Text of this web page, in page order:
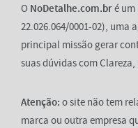
O NoDetalhe.com.bré um
22.026.064/0001-02), uma
principal missão gerar
suas dúvidas com
Atenção: o site não tem
marca ou outra empresa